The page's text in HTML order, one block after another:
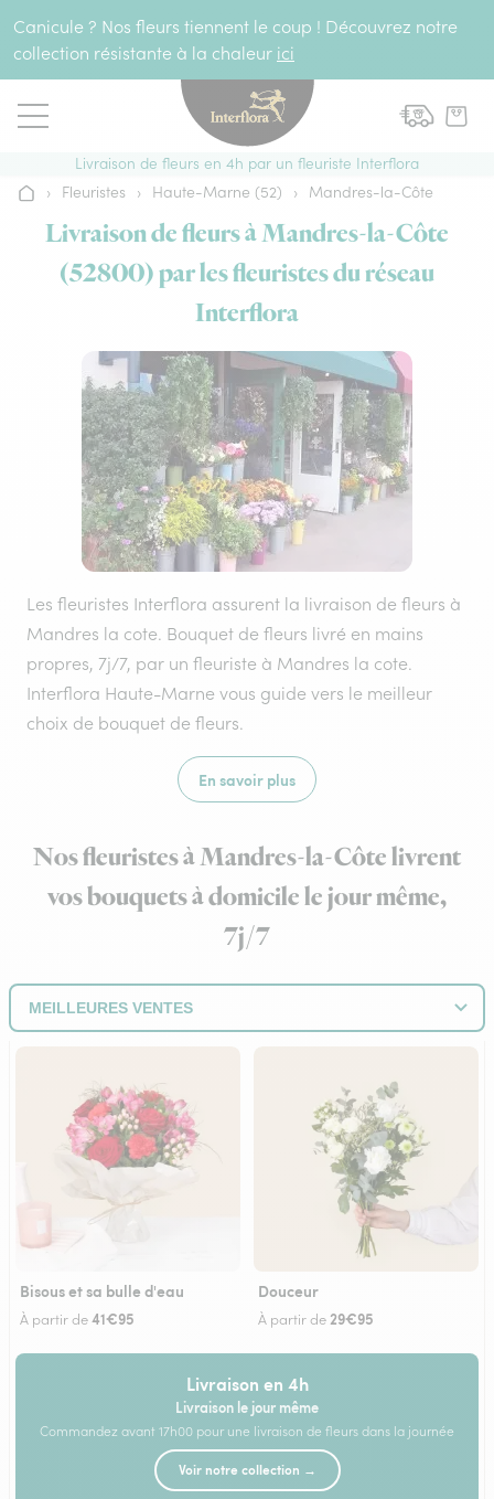
Canicule ? Nos fleurs tiennent le coup ! Découvrez notre
collection résistante à la chaleur ici
Livraison de fleurs en 4h par un fleuriste Interflora
Accueil
› Fleuristes › Haute-Marne (52) › Mandres-la-Côte
Livraison de fleurs à Mandres-la-Côte
(52800) par les fleuristes du réseau
Interflora
Les fleuristes Interflora assurent la livraison de fleurs à
Mandres la cote. Bouquet de fleurs livré en mains
propres, 7j/7, par un fleuriste à Mandres la cote.
Interflora Haute-Marne vous guide vers le meilleur
choix de bouquet de fleurs.
En savoir plus
Nos fleuristes à Mandres-la-Côte livrent
vos bouquets à domicile le jour même,
7j/7
Bisous et sa bulle d'eau
À partir de41€95
Douceur
À partir de 29€95
Livraison en 4h
Livraison le jour même
Commandez avant 17h00 pour une livraison de fleurs dans la journée
Voir notre collection →